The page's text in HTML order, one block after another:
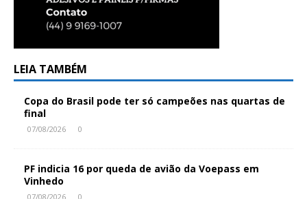
LEIA TAMBÉM
Copa do Brasil pode ter só campeões nas quartas de
final
07/08/2026 0
PF indicia 16 por queda de avião da Voepass em
Vinhedo
07/08/2026 0